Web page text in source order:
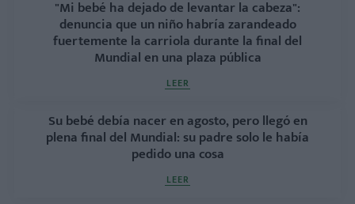
"Mi bebé ha dejado de levantar la cabeza":
denuncia que un niño habría zarandeado
fuertemente la carriola durante la final del
Mundial en una plaza pública
LEER
Su bebé debía nacer en agosto, pero llegó en
plena final del Mundial: su padre solo le había
pedido una cosa
LEER